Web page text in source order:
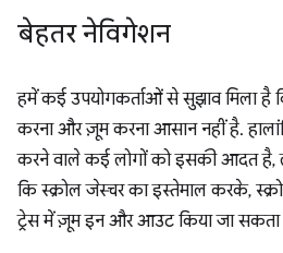
बेहतर नेविगेशन
हमें कई उपयोगकर्ताओं से सुझाव मिला है
करना और ज़ूम करना आसान नहीं है.
करने वाले कई लोगों को इसकी आदत है,
कि स्क्रोल जेस्चर का इस्तेमाल करके,
ट्रेस में ज़ूम इन और आउट किया जा सकता